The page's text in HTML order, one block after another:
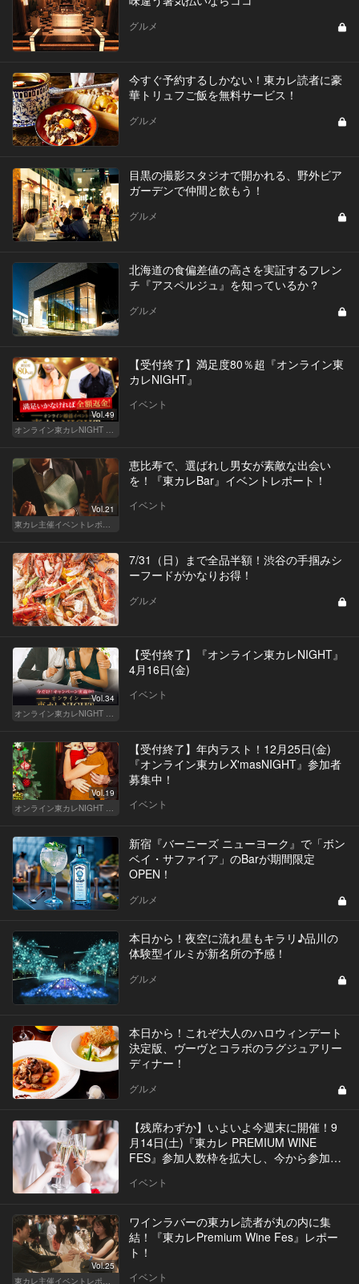
グルメ
今すぐ予約するしかない！東カレ読者に豪
華トリュフご飯を無料サービス！
グルメ
目黒の撮影スタジオで開かれる、野外ビア
ガーデンで仲間と飲もう！
グルメ
北海道の食偏差値の高さを実証するフレン
チ『アスペルジュ』を知っているか？
グルメ
Vol.49
オンライン東カレNIGHT イベント募集
【受付終了】満足度80％超『オンライン東
カレNIGHT』
イベント
Vol.21
東カレ主催イベントレポート
恵比寿で、選ばれし男女が素敵な出会い
を！『東カレBar』イベントレポート！
イベント
7/31（日）まで全品半額！渋谷の手掴みシ
ーフードがかなりお得！
グルメ
Vol.34
オンライン東カレNIGHT イベント募集
【受付終了】『オンライン東カレNIGHT』
4月16日(金)
イベント
Vol.19
オンライン東カレNIGHT イベント募集
【受付終了】年内ラスト！12月25日(金)
『オンライン東カレX'masNIGHT』参加者
募集中！
イベント
新宿『バーニーズ ニューヨーク』で「ボン
ベイ・サファイア」のBarが期間限定
OPEN！
グルメ
本日から！夜空に流れ星もキラリ♪品川の
体験型イルミが新名所の予感！
グルメ
本日から！これぞ大人のハロウィンデート
決定版、ヴーヴとコラボのラグジュアリー
ディナー！
グルメ
【残席わずか】いよいよ今週末に開催！9
月14日(土)『東カレ PREMIUM WINE
FES』参加人数枠を拡大し、今から参加が
イベント
Vol.25
ワインラバーの東カレ読者が丸の内に集
結！『東カレPremium Wine Fes』レポー
ト！
イベント